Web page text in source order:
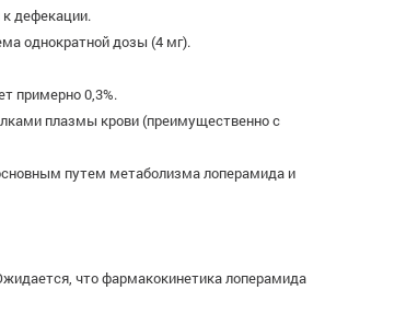
дефекации.
однократной дозы (4 мг).
примерно 0,3%.
плазмы крови (преимущественно с
путем метаболизма лоперамида и
что фармакокинетика лоперамида